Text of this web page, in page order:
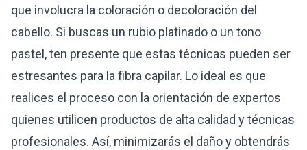
que involucra la coloración o decoloración del
cabello. Si buscas un rubio platinado o un tono
pastel, ten presente que estas técnicas pueden ser
estresantes para la fibra capilar. Lo ideal es que
realices el proceso con la orientación de expertos
quienes utilicen productos de alta calidad y técnicas
profesionales. Así, minimizarás el daño y obtendrás